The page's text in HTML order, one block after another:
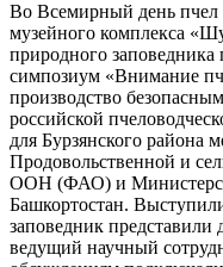
Во Всемирный день пчел
музейного комплекса «
природного
симпозиум «Внимание
производство
российской
для Бурзянского района
Продовольственной и
ООН (ФАО) и
Башкортостан.
заповедник
ведущий научный